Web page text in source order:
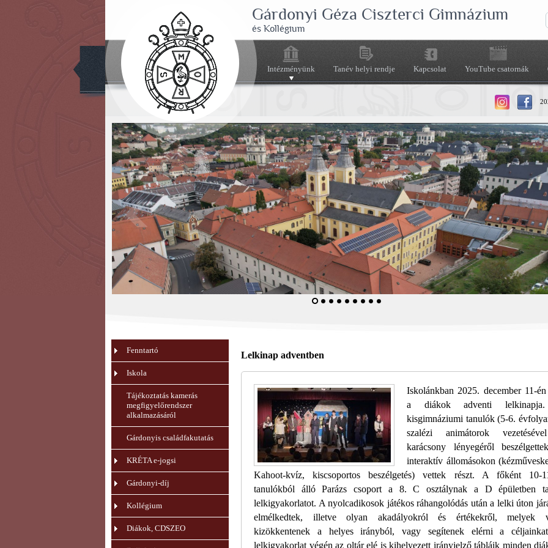
Gárdonyi Géza Ciszterci Gimnázium
és Kollégium
Intézményünk Tanév helyi rendje Kapcsolat YouTube csatornák
Fenntartó
Iskola
Tájékoztatás kamerás
megfigyelőrendszer
alkalmazásáról
Gárdonyis családfakutatás
KRÉTA e-jogsi
Gárdonyi-díj
Kollégium
Diákok, CDSZEO
Lelkinap adventben
Iskolánkban 2025. december 11-
a diákok adventi
kisgimnáziumi tanulók (5-6.
szalézi animátorok
karácsony lényegéről
interaktív állomásokon
Kahoot-kvíz, kiscsoportos beszélgetés) vettek részt. A főként 10-
tanulókból álló Parázs csoport a 8. C osztálynak a D épületben
lelkigyakorlatot. A nyolcadikosok játékos ráhangolódás után a lelki úton
elmélkedtek, illetve olyan akadályokról és értékekről, melyek
kizökkentenek a helyes irányból, vagy segítenek elérni a
lelkigyakorlat végén az oltár elé is kihelyezett irányjelző tábláik minden